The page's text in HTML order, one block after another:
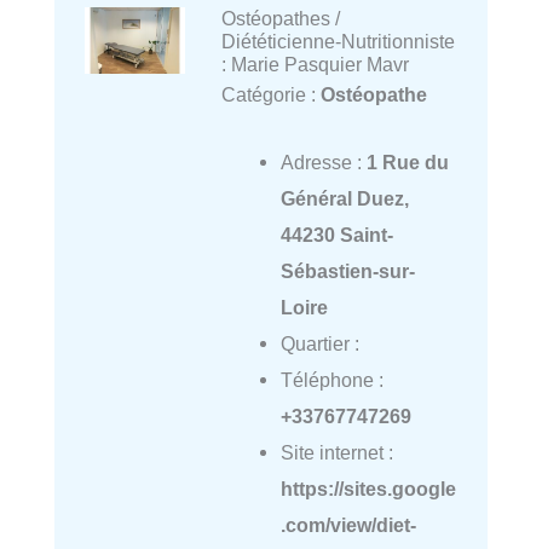
Ostéopathes /
Diététicienne-Nutritionniste
: Marie Pasquier Mavr
Catégorie : Ostéopathe
Adresse : 1 Rue du
Général Duez,
44230 Saint-
Sébastien-sur-
Loire
Quartier :
Téléphone :
+33767747269
Site internet :
https://sites.google
.com/view/diet-